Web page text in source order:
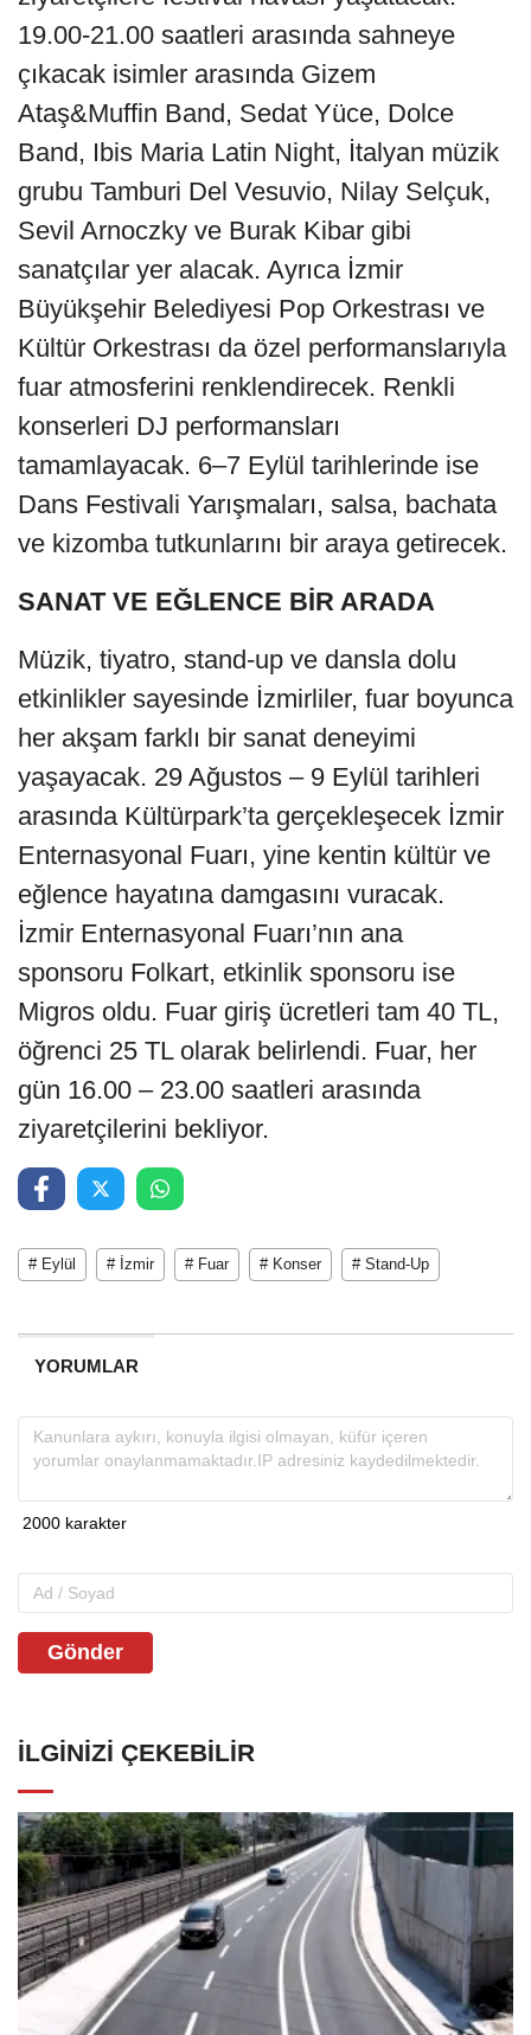
19.00-21.00 saatleri arasında sahneye
çıkacak isimler arasında Gizem
Ataş&Muffin Band, Sedat Yüce, Dolce
Band, Ibis Maria Latin Night, İtalyan müzik
grubu Tamburi Del Vesuvio, Nilay Selçuk,
Sevil Arnoczky ve Burak Kibar gibi
sanatçılar yer alacak. Ayrıca İzmir
Büyükşehir Belediyesi Pop Orkestrası ve
Kültür Orkestrası da özel performanslarıyla
fuar atmosferini renklendirecek. Renkli
konserleri DJ performansları
tamamlayacak. 6–7 Eylül tarihlerinde ise
Dans Festivali Yarışmaları, salsa, bachata
ve kizomba tutkunlarını bir araya getirecek.
SANAT VE EĞLENCE BİR ARADA
Müzik, tiyatro, stand-up ve dansla dolu
etkinlikler sayesinde İzmirliler, fuar boyunca
her akşam farklı bir sanat deneyimi
yaşayacak. 29 Ağustos – 9 Eylül tarihleri
arasında Kültürpark’ta gerçekleşecek İzmir
Enternasyonal Fuarı, yine kentin kültür ve
eğlence hayatına damgasını vuracak.
İzmir Enternasyonal Fuarı’nın ana
sponsoru Folkart, etkinlik sponsoru ise
Migros oldu. Fuar giriş ücretleri tam 40 TL,
öğrenci 25 TL olarak belirlendi. Fuar, her
gün 16.00 – 23.00 saatleri arasında
ziyaretçilerini bekliyor.
# Eylül # İzmir # Fuar # Konser # Stand-Up
YORUMLAR
Gönder
İLGINIZI ÇEKEBILIR